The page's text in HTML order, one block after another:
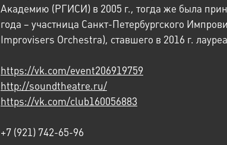
Академию (РГИСИ) в 2005 г., тогда же была
года – участница Санкт-Петербургского
Improvisers Orchestra), ставшего в 2016 г.
https://vk.com/event206919759
http://soundtheatre.ru/
https://vk.com/club160056883
+7 (921) 742-65-96